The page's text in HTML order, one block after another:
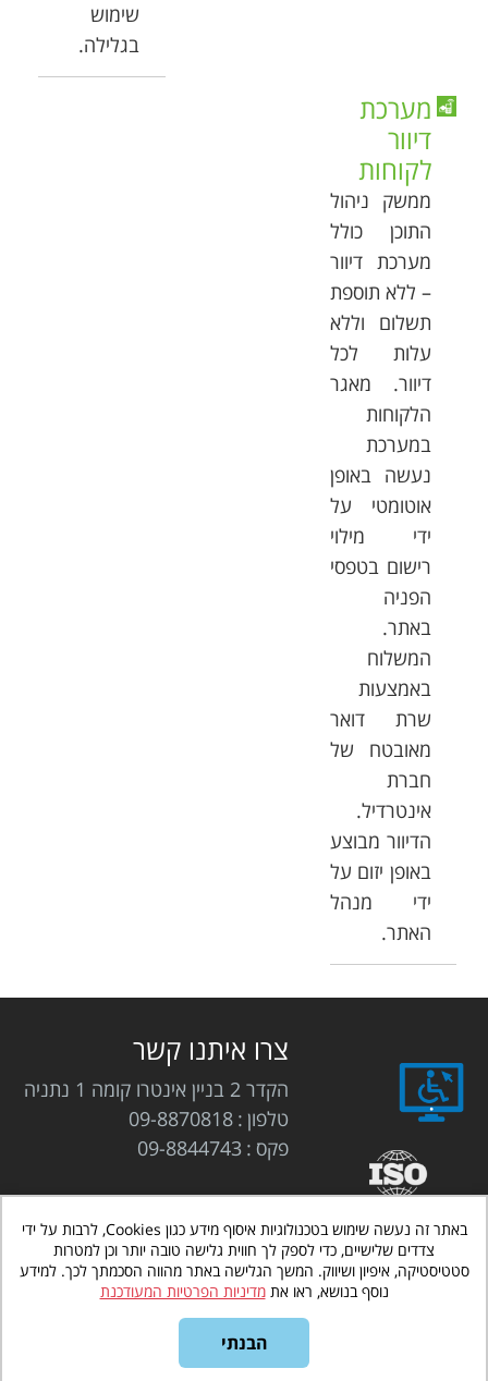
שימוש
בגלילה.
מערכת
דיוור
לקוחות
ממשק ניהול
התוכן כולל
מערכת דיוור
– ללא תוספת
תשלום וללא
עלות לכל
דיוור. מאגר
הלקוחות
במערכת
נעשה באופן
אוטומטי על
ידי מילוי
רישום בטפסי
הפניה
באתר.
המשלוח
באמצעות
שרת דואר
מאובטח של
חברת
אינטרדיל.
הדיוור מבוצע
באופן יזום על
ידי מנהל
האתר.
צרו איתנו קשר
הקדר 2 בניין אינטרו קומה 1 נתניה
טלפון 09-8870818
פקס 09-8844743
אינטרדיל בניית אתרים לעסקים www.interdeal.co.il
כל הזכויות שמורות
באתר זה נעשה שימוש בטכנולוגיות איסוף מידע כגון Cookies, לרבות על ידי
צדדים שלישיים, כדי לספק לך חווית גלישה טובה יותר וכן למטרות
סטטיסטיקה, איפיון ושיווק. המשך הגלישה באתר מהווה הסכמתך לכך. למידע
נוסף בנושא, ראו אתמדיניות הפרטיות המעודכנת
הבנתי